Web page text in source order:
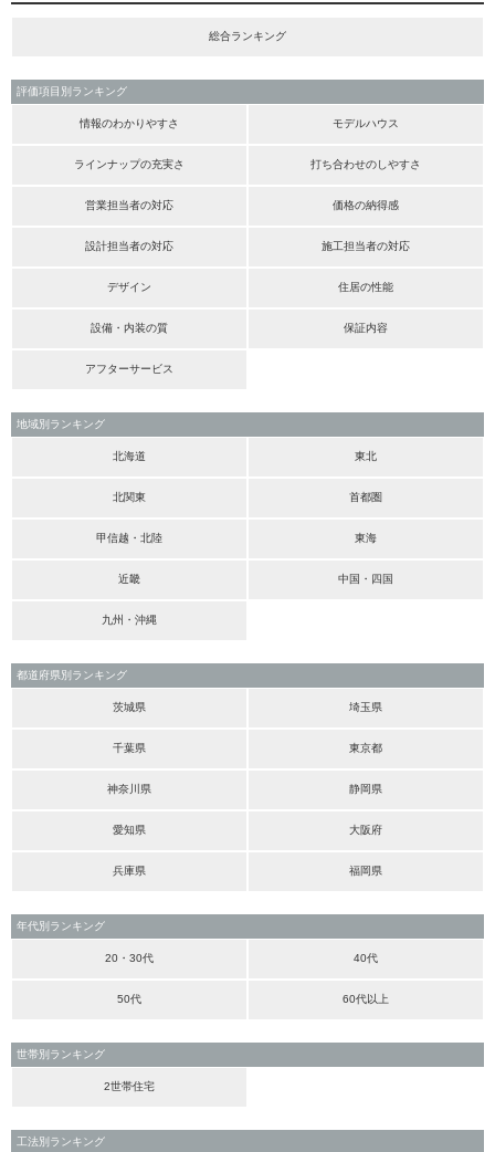
総合ランキング
評価項目別ランキング
情報のわかりやすさ モデルハウス
ラインナップの充実さ 打ち合わせのしやすさ
営業担当者の対応 価格の納得感
設計担当者の対応 施工担当者の対応
デザイン 住居の性能
設備・内装の質 保証内容
アフターサービス
地域別ランキング
北海道 東北
北関東 首都圏
甲信越・北陸 東海
近畿 中国・四国
九州・沖縄
都道府県別ランキング
茨城県 埼玉県
千葉県 東京都
神奈川県 静岡県
愛知県 大阪府
兵庫県 福岡県
年代別ランキング
20・30代 40代
50代 60代以上
世帯別ランキング
2世帯住宅
工法別ランキング